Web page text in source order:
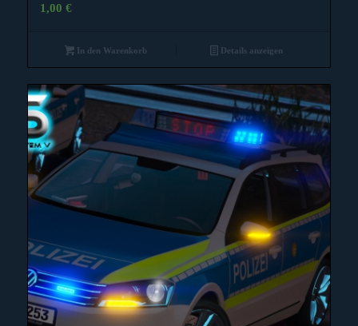
1,00 €
In den Warenkorb Details anzeigen